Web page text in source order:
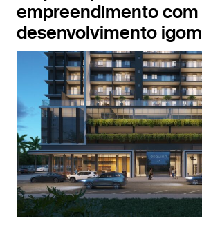
empreendimento com
desenvolvimento igom